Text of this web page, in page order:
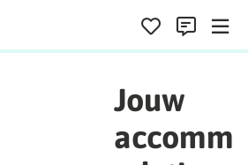
Jouw
accomm